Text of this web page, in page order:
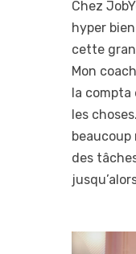
Chez
hyper
cette
Mon
la
les
beaucoup
des